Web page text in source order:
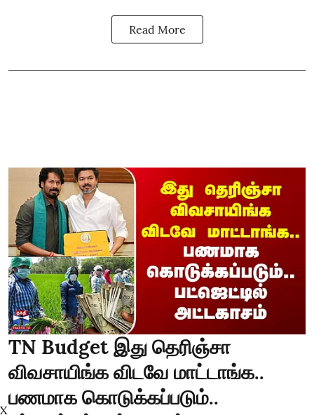
Read More
TN Budget இது தெரிஞ்சா
விவசாயிங்க விடவே மாட்டாங்க..
பணமாக கொடுக்கப்படும்..
X